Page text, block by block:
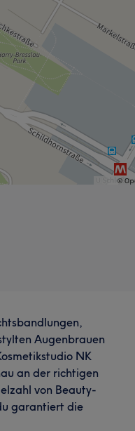
Augenbrauen
NK
an der richtigen
von Beauty-
garantiert die